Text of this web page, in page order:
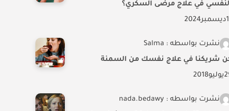
في علاج مرضى السكري؟
ديسمبر2024
نشرت بواسطه : Salma
شريكنا في علاج نفسك من السمنة
يوليو2018
نشرت بواسطه : nada.bedawy